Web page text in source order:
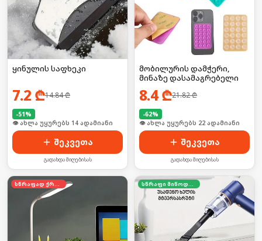
ყინულის საფხეკი
7.2 ₾14.84₾
-51%
🛒 ბოლო 24სთ-ში იყიდა 24-მა
შეკვეთა
გადახდა მიღებისას
მობილურის დამჭერი,
მინაზე დასამაგრებელი
8.4₾21.82₾
-62%
🛒 ბოლო 24სთ-ში იყიდა 35-მა
შეკვეთა
გადახდა მიღებისას
სწრაფად ქრება სწრაფი მიწოდება